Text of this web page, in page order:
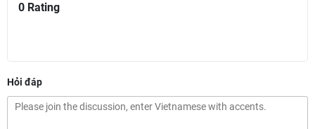
0 Rating
Hỏi đáp